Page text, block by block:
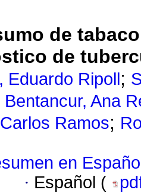
de
de
Eduardo Ripoll ;
Bentancur, Ana
Ramos;
en
· Español (